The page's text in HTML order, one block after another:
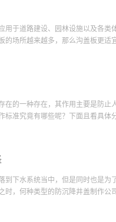
于道路建设、园林设施以及各类
的场所越来越多，那么沟盖板更适
水，在小区水泥道路上设置是为
防社区的防盗能力。2.工厂承重
具有排水量大、承载重力能力强
盖板，各大体育馆、学校、公共
的一种存在，其作用主要是防止
标准究竟有哪些呢？下面且看具体
客车经过，这时候对于载荷的能
防沉降井盖的时候，除了想要防
合，那么这时候才不会使得防沉
下水系统当中，但是同时也是为
时，何种类型的防沉降井盖制作公